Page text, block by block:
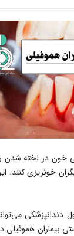
در لخته شدن
کنند.
دندانپزشکی
بیماران هموفیلی